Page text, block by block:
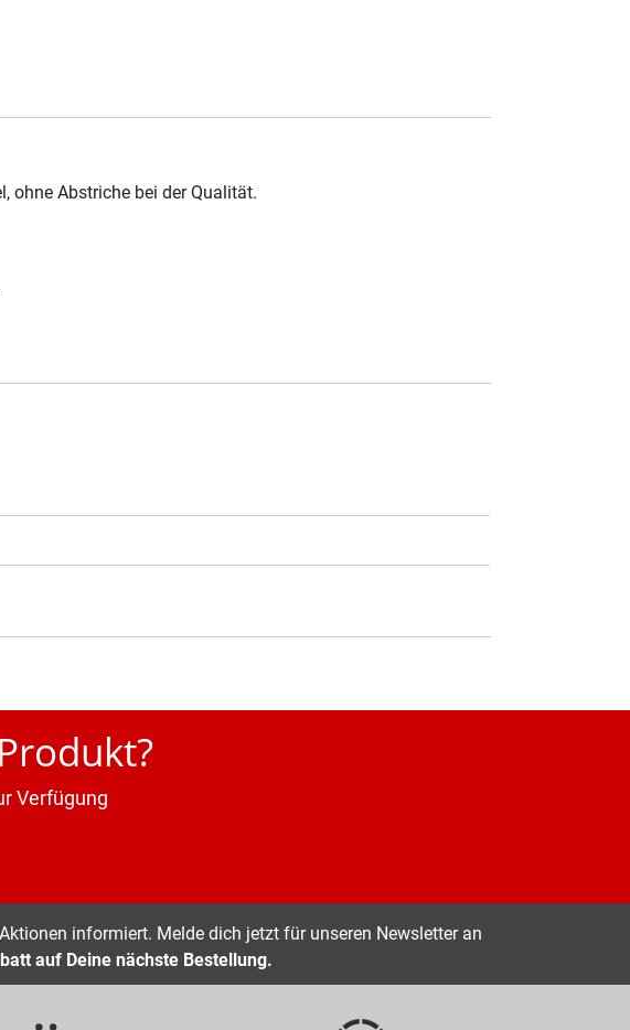
ohne Abstriche bei der Qualität.
Verfügung
informiert. Melde dich jetzt für unseren Newsletter an
auf Deine nächste Bestellung.